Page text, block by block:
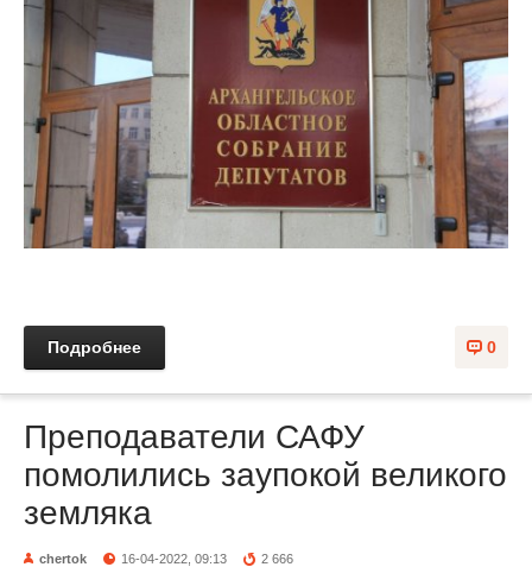
0
Подробнее
Преподаватели САФУ
помолились заупокой великого
земляка
chertok 16-04-2022, 09:13 2 666